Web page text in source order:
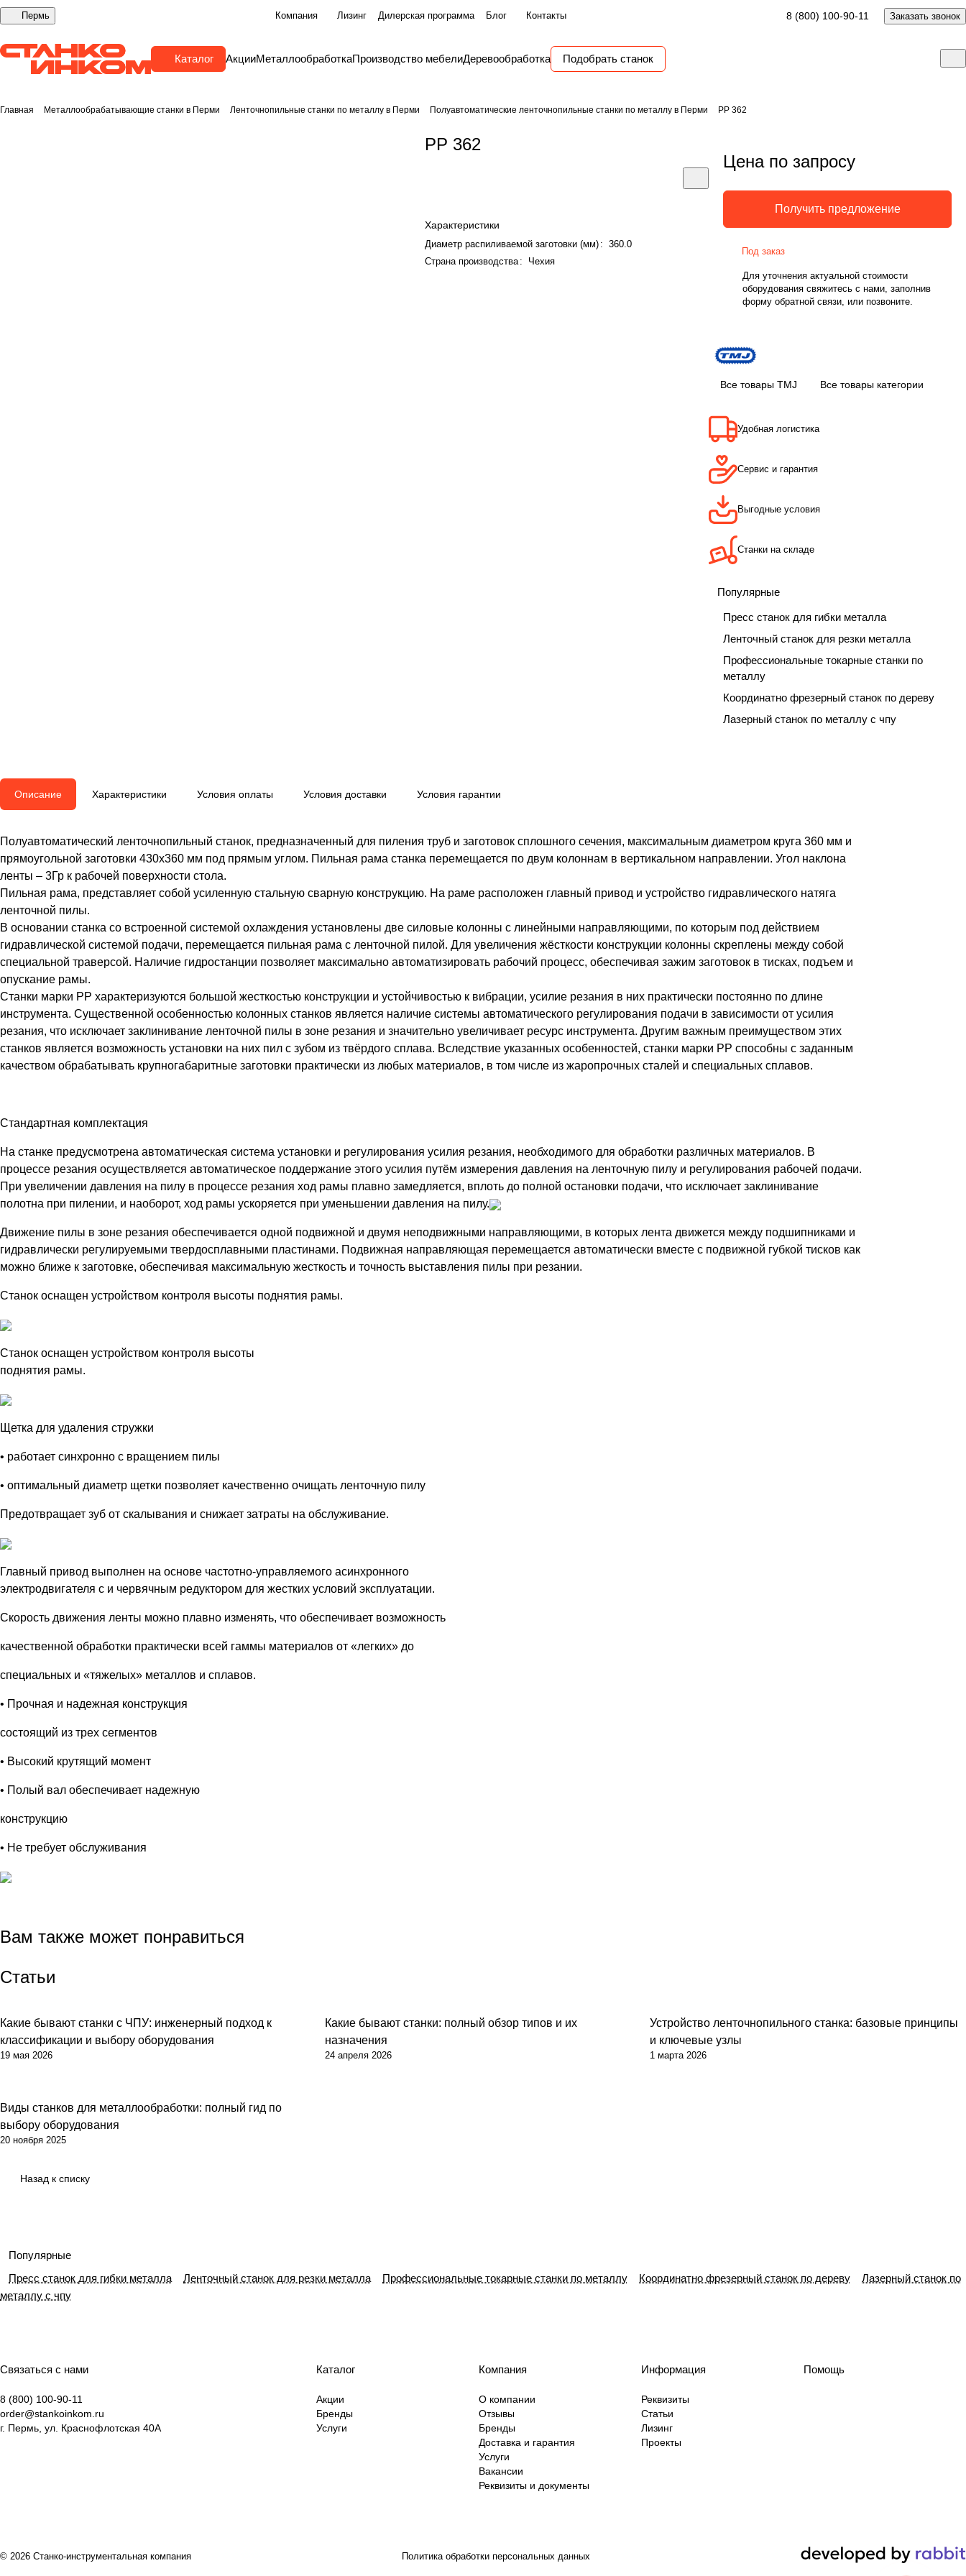
Пермь Компания Лизинг Дилерская программа Блог Контакты 8 (800) 100-90-11 Заказать звонок
Каталог АкцииМеталлообработкаПроизводство мебелиДеревообработка Подобрать станок
Главная Металлообрабатывающие станки в Перми Ленточнопильные станки по металлу в Перми Полуавтоматические ленточнопильные станки по металлу в Перми PP 362
PP 362
Характеристики
Диаметр распиливаемой заготовки (мм) :
360.0
Страна производства: Чехия
Цена по запросу
Получить предложение
Под заказ
Для уточнения актуальной стоимости
оборудования свяжитесь с нами, заполнив
форму обратной связи, или позвоните.
Все товары TMJ Все товары категории
Удобная логистика
Сервис и гарантия
Выгодные условия
Станки на складе
Популярные
Пресс станок для гибки металла
Ленточный станок для резки металла
Профессиональные токарные станки по
металлу
Координатно фрезерный станок по дереву
Лазерный станок по металлу с чпу
Описание Характеристики Условия оплаты Условия доставки Условия гарантии
Полуавтоматический ленточнопильный станок, предназначенный для пиления труб и заготовок сплошного сечения, максимальным диаметром круга 360 мм и
прямоугольной заготовки 430x360 мм под прямым углом. Пильная рама станка перемещается по двум колоннам в вертикальном направлении. Угол наклона
ленты – 3Гр к рабочей поверхности стола.
Пильная рама, представляет собой усиленную стальную сварную конструкцию. На раме расположен главный привод и устройство гидравлического натяга
ленточной пилы.
В основании станка со встроенной системой охлаждения установлены две силовые колонны с линейными направляющими, по которым под действием
гидравлической системой подачи, перемещается пильная рама с ленточной пилой. Для увеличения жёсткости конструкции колонны скреплены между собой
специальной траверсой. Наличие гидростанции позволяет максимально автоматизировать рабочий процесс, обеспечивая зажим заготовок в тисках, подъем и
опускание рамы.
Станки марки РР характеризуются большой жесткостью конструкции и устойчивостью к вибрации, усилие резания в них практически постоянно по длине
инструмента. Существенной особенностью колонных станков является наличие системы автоматического регулирования подачи в зависимости от усилия
резания, что исключает заклинивание ленточной пилы в зоне резания и значительно увеличивает ресурс инструмента. Другим важным преимуществом этих
станков является возможность установки на них пил с зубом из твёрдого сплава. Вследствие указанных особенностей, станки марки РР способны с заданным
качеством обрабатывать крупногабаритные заготовки практически из любых материалов, в том числе из жаропрочных сталей и специальных сплавов.
Стандартная комплектация
На станке предусмотрена автоматическая система установки и регулирования усилия резания, необходимого для обработки различных материалов. В
процессе резания осуществляется автоматическое поддержание этого усилия путём измерения давления на ленточную пилу и регулирования рабочей подачи.
При увеличении давления на пилу в процессе резания ход рамы плавно замедляется, вплоть до полной остановки подачи, что исключает заклинивание
полотна при пилении, и наоборот, ход рамы ускоряется при уменьшении давления на пилу.
Движение пилы в зоне резания обеспечивается одной подвижной и двумя неподвижными направляющими, в которых лента движется между подшипниками и
гидравлически регулируемыми твердосплавными пластинами. Подвижная направляющая перемещается автоматически вместе с подвижной губкой тисков как
можно ближе к заготовке, обеспечивая максимальную жесткость и точность выставления пилы при резании.
Станок оснащен устройством контроля высоты поднятия рамы.
Станок оснащен устройством контроля высоты
поднятия рамы.
Щетка для удаления стружки
• работает синхронно с вращением пилы
• оптимальный диаметр щетки позволяет качественно очищать ленточную пилу
Предотвращает зуб от скалывания и снижает затраты на обслуживание.
Главный привод выполнен на основе частотно-управляемого асинхронного
электродвигателя с и червячным редуктором для жестких условий эксплуатации.
Скорость движения ленты можно плавно изменять, что обеспечивает возможность
качественной обработки практически всей гаммы материалов от «легких» до
специальных и «тяжелых» металлов и сплавов.
• Прочная и надежная конструкция
состоящий из трех сегментов
• Высокий крутящий момент
• Полый вал обеспечивает надежную
конструкцию
• Не требует обслуживания
Вам также может понравиться
Статьи
Какие бывают станки с ЧПУ: инженерный подход к
классификации и выбору оборудования
19 мая 2026
Какие бывают станки: полный обзор типов и их
назначения
24 апреля 2026
Устройство ленточнопильного станка: базовые принципы
и ключевые узлы
1 марта 2026
Виды станков для металлообработки: полный гид по
выбору оборудования
20 ноября 2025
Назад к списку
Популярные
Пресс станок для гибки металла
Ленточный станок для резки металла Профессиональные токарные станки по металлу Координатно фрезерный станок по дереву
Лазерный станок по
металлу с чпу
Связаться с нами
8 (800) 100-90-11
order@stankoinkom.ru
г. Пермь, ул. Краснофлотская 40А
Каталог
Акции
Бренды
Услуги
Компания
О компании
Отзывы
Бренды
Доставка и гарантия
Услуги
Вакансии
Реквизиты и документы
Информация
Реквизиты
Статьи
Лизинг
Проекты
Помощь
© 2026 Станко-инструментальная компания Политика обработки персональных данных